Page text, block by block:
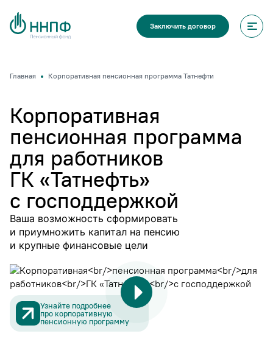
Заключить договор
Главная Корпоративная пенсионная программа Татнефти
Корпоративная
пенсионная программа
для работников
ГК «Татнефть»
с господдержкой
Ваша возможность сформировать
и приумножить капитал на пенсию
и крупные финансовые цели
Узнайте подробнее
про корпоративную
пенсионную программу